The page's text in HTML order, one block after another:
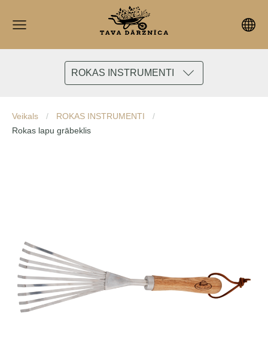
ROKAS INSTRUMENTI
Veikals
ROKAS INSTRUMENTI
Rokas lapu grābeklis